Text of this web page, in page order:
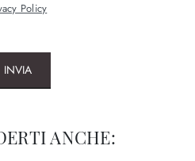
Policy
INVIA
ANCHE: